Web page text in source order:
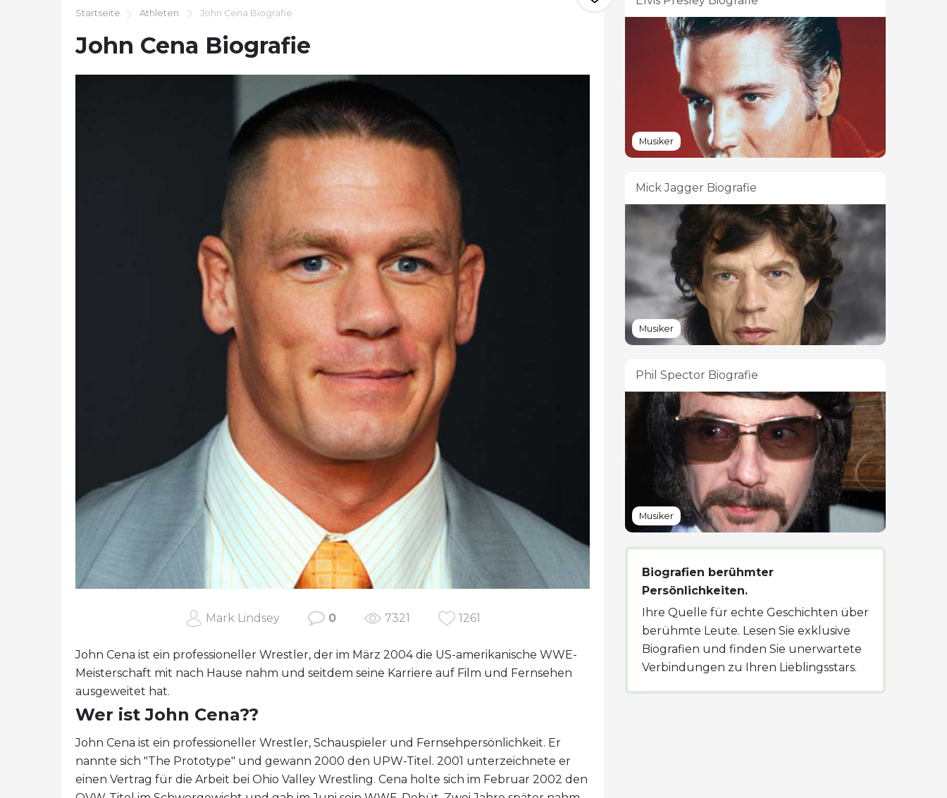
Startseite Athleten John Cena Biografie
John Cena Biografie
Mark Lindsey 0 7321 1261
John Cena ist ein professioneller Wrestler, der im März 2004 die US-amerikanische WWE-
Meisterschaft mit nach Hause nahm und seitdem seine Karriere auf Film und Fernsehen
ausgeweitet hat.
Wer ist John Cena??
John Cena ist ein professioneller Wrestler, Schauspieler und Fernsehpersönlichkeit. Er
nannte sich "The Prototype" und gewann 2000 den UPW-Titel. 2001 unterzeichnete er
einen Vertrag für die Arbeit bei Ohio Valley Wrestling. Cena holte sich im Februar 2002 den
Musiker
Mick Jagger Biografie
Musiker
Phil Spector Biografie
Musiker
Biografien berühmter
Persönlichkeiten.
Ihre Quelle für echte Geschichten über
berühmte Leute. Lesen Sie exklusive
Biografien und finden Sie unerwartete
Verbindungen zu Ihren Lieblingsstars.